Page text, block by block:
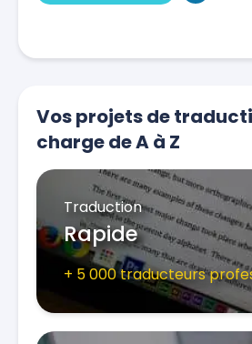
Vos projets de
charge de A à Z
Traduction
Rapide
+ 5 000 traducteurs